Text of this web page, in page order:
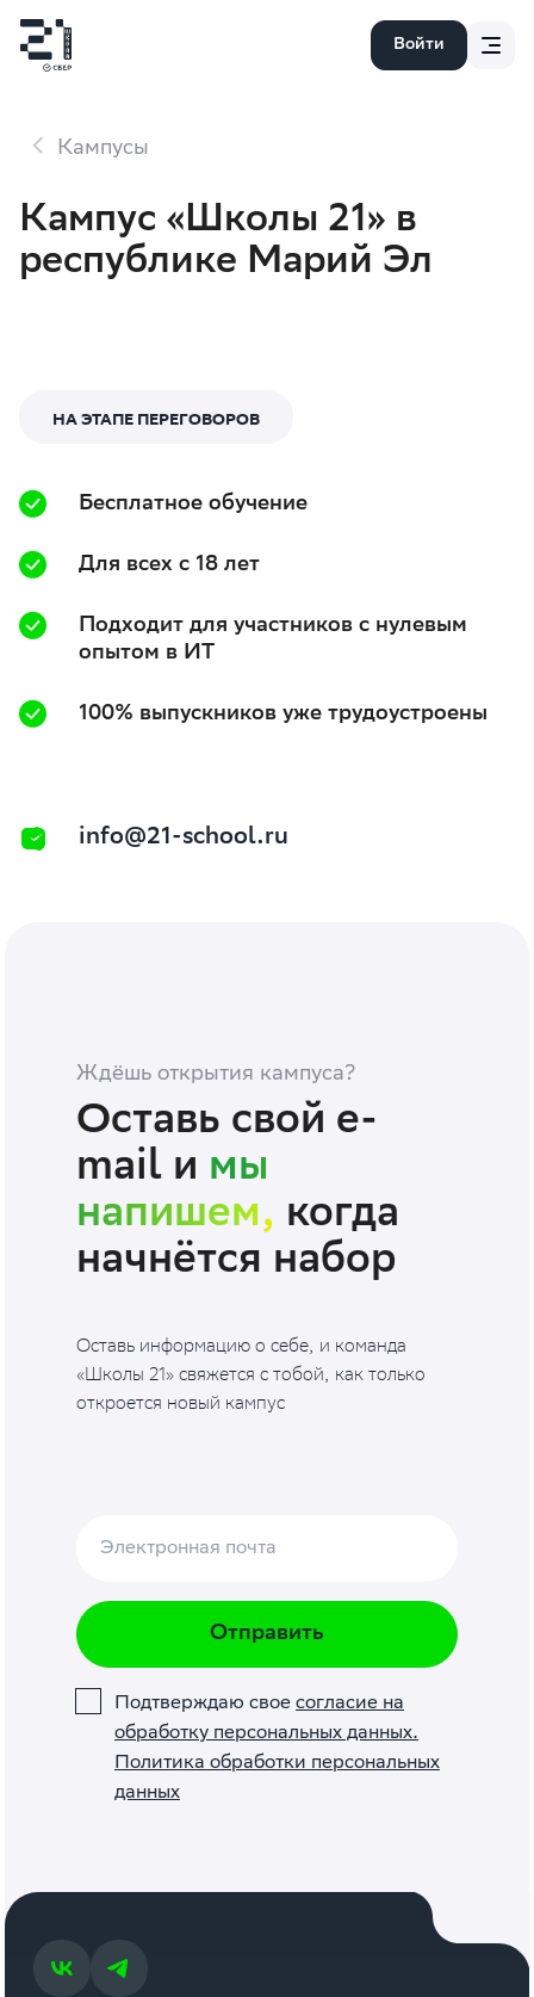
Войти
Кампусы
Кампус «Школы 21» в
республике Марий Эл
НА ЭТАПЕ ПЕРЕГОВОРОВ
Бесплатное обучение
Для всех с 18 лет
Подходит для участников с нулевым
опытом в ИТ
100% выпускников уже трудоустроены
info@21-school.ru
Ждёшь открытия кампуса?
Оставь свой e-
mail и мы
напишем, когда
начнётся набор
Оставь информацию о себе, и команда
«Школы 21» свяжется с тобой, как только
откроется новый кампус
Электронная почта
Отправить
Подтверждаю свое согласие на
обработку персональных данных.
Политика обработки персональных
данных